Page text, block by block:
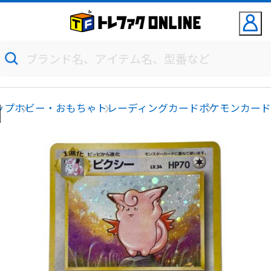
プホビー・おもちゃ トレーディングカードポケモンカード